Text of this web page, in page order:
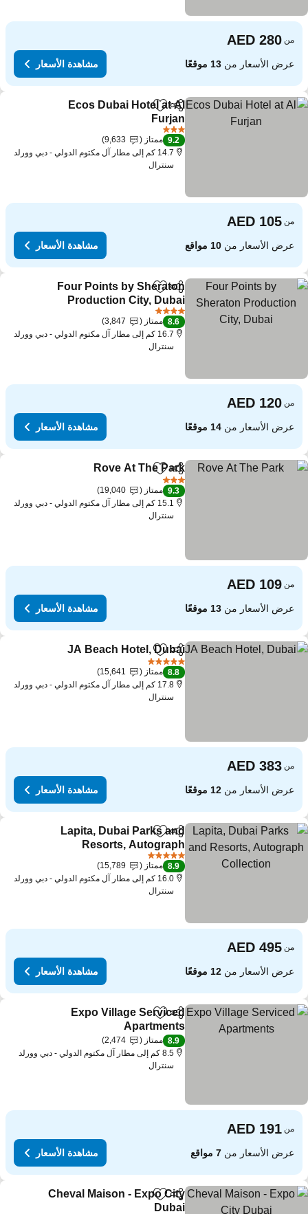
من
عرض الأسعار من13 موقعًا مشاهدة الأسعار
مشاركةAdd to favorites
Ecos Dubai Hotel at Al
Furjan
9.2 ممتاز
9,633
14.7 كم إلى مطار آل مكتوم الدولي - دبي وورلد
سنترال
من
عرض الأسعار من10 مواقع مشاهدة الأسعار
مشاركةAdd to favorites
Four Points by Sheraton
Production City, Dubai
8.6 ممتاز
3,847
16.7 كم إلى مطار آل مكتوم الدولي - دبي وورلد
سنترال
من
عرض الأسعار من14 موقعًا مشاهدة الأسعار
مشاركةAdd to favorites
Rove At The Park
9.3 ممتاز
19,040
15.1 كم إلى مطار آل مكتوم الدولي - دبي وورلد
سنترال
من
عرض الأسعار من13 موقعًا مشاهدة الأسعار
مشاركةAdd to favorites
JA Beach Hotel, Dubai
8.8 ممتاز
15,641
17.8 كم إلى مطار آل مكتوم الدولي - دبي وورلد
سنترال
من
عرض الأسعار من12 موقعًا مشاهدة الأسعار
مشاركةAdd to favorites
Lapita, Dubai Parks and
Resorts, Autograph
Collection
8.9 ممتاز
15,789
16.0 كم إلى مطار آل مكتوم الدولي - دبي وورلد
سنترال
من
عرض الأسعار من12 موقعًا مشاهدة الأسعار
مشاركةAdd to favorites
Expo Village Serviced
Apartments
8.9 ممتاز
2,474
8.5 كم إلى مطار آل مكتوم الدولي - دبي وورلد
سنترال
من
عرض الأسعار من7 مواقع مشاهدة الأسعار
مشاركةAdd to favorites
Cheval Maison - Expo City
Dubai